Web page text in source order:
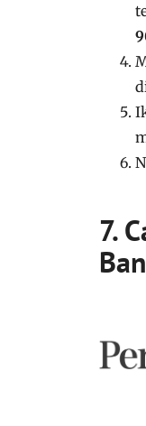
7.